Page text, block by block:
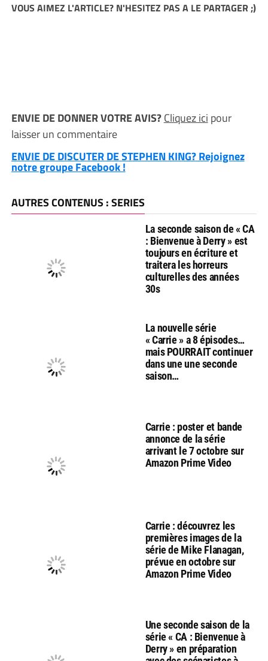
VOUS AIMEZ L'ARTICLE? N'HESITEZ PAS A LE PARTAGER ;)
ENVIE DE DONNER VOTRE AVIS?Cliquez ici pour
laisser un commentaire
ENVIE DE DISCUTER DE STEPHEN KING? Rejoignez
notre groupe Facebook !
AUTRES CONTENUS : SERIES
La seconde saison de « CA
: Bienvenue à Derry » est
toujours en écriture et
traitera les horreurs
culturelles des années
30s
La nouvelle série
« Carrie » a 8 épisodes…
mais POURRAIT continuer
dans une une seconde
saison…
Carrie : poster et bande
annonce de la série
arrivant le 7 octobre sur
Amazon Prime Video
Carrie : découvrez les
premières images de la
série de Mike Flanagan,
prévue en octobre sur
Amazon Prime Video
Une seconde saison de la
série « CA : Bienvenue à
Derry » en préparation